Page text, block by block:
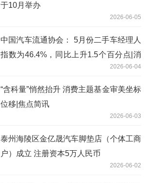
于10月举办
2026-06-05
中国汽车流通协会： 5月份二手车经理人
指数为46.4%，同比上升1.5个百分点|消
2026-06-04
“含科量”悄然抬升 消费主题基金审美坐标
位移|焦点简讯
2026-06-03
泰州海陵区金亿晟汽车脚垫店（个体工商
户）成立 注册资本5万人民币
2026-06-02